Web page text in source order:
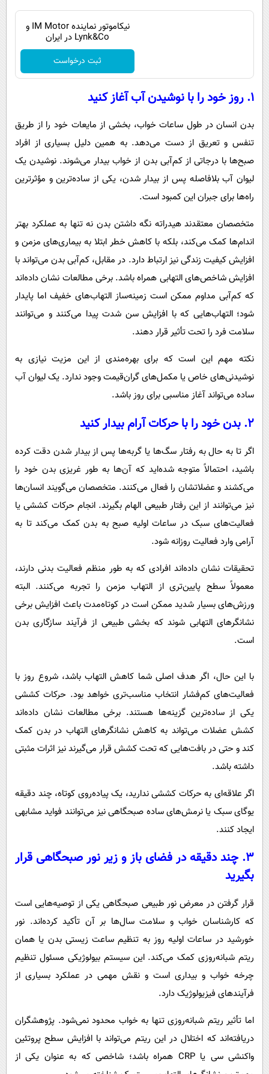
نیکاموتور نماینده IM Motor و
Lynk&Co در ایران
ثبت درخواست
۱. روز خود را با نوشیدن آب آغاز کنید
بدن انسان در طول ساعات خواب، بخشی از مایعات خود را از طریق
تنفس و تعریق از دست می‌دهد. به همین دلیل بسیاری از افراد
صبح‌ها با درجاتی از کم‌آبی بدن از خواب بیدار می‌شوند. نوشیدن یک
لیوان آب بلافاصله پس از بیدار شدن، یکی از ساده‌ترین و مؤثرترین
راه‌ها برای جبران این کمبود است.
متخصصان معتقدند هیدراته نگه داشتن بدن نه تنها به عملکرد بهتر
اندام‌ها کمک می‌کند، بلکه با کاهش خطر ابتلا به بیماری‌های مزمن و
افزایش کیفیت زندگی نیز ارتباط دارد. در مقابل، کم‌آبی بدن می‌تواند با
افزایش شاخص‌های التهابی همراه باشد. برخی مطالعات نشان داده‌اند
که کم‌آبی مداوم ممکن است زمینه‌ساز التهاب‌های خفیف اما پایدار
شود؛ التهاب‌هایی که با افزایش سن شدت پیدا می‌کنند و می‌توانند
سلامت فرد را تحت تأثیر قرار دهند.
نکته مهم این است که برای بهره‌مندی از این مزیت نیازی به
نوشیدنی‌های خاص یا مکمل‌های گران‌قیمت وجود ندارد. یک لیوان آب
ساده می‌تواند آغاز مناسبی برای روز باشد.
۲. بدن خود را با حرکات آرام بیدار کنید
اگر تا به حال به رفتار سگ‌ها یا گربه‌ها پس از بیدار شدن دقت کرده
باشید، احتمالاً متوجه شده‌اید که آن‌ها به طور غریزی بدن خود را
می‌کشند و عضلاتشان را فعال می‌کنند. متخصصان می‌گویند انسان‌ها
نیز می‌توانند از این رفتار طبیعی الهام بگیرند. انجام حرکات کششی یا
فعالیت‌های سبک در ساعات اولیه صبح به بدن کمک می‌کند تا به
آرامی وارد فعالیت روزانه شود.
تحقیقات نشان داده‌اند افرادی که به طور منظم فعالیت بدنی دارند،
معمولاً سطح پایین‌تری از التهاب مزمن را تجربه می‌کنند. البته
ورزش‌های بسیار شدید ممکن است در کوتاه‌مدت باعث افزایش برخی
نشانگرهای التهابی شوند که بخشی طبیعی از فرآیند سازگاری بدن
است.
با این حال، اگر هدف اصلی شما کاهش التهاب باشد، شروع روز با
فعالیت‌های کم‌فشار انتخاب مناسب‌تری خواهد بود. حرکات کششی
یکی از ساده‌ترین گزینه‌ها هستند. برخی مطالعات نشان داده‌اند
کشش عضلات می‌تواند به کاهش نشانگرهای التهاب در بدن کمک
کند و حتی در بافت‌هایی که تحت کشش قرار می‌گیرند نیز اثرات مثبتی
داشته باشد.
اگر علاقه‌ای به حرکات کششی ندارید، یک پیاده‌روی کوتاه، چند دقیقه
یوگای سبک یا نرمش‌های ساده صبحگاهی نیز می‌توانند فواید مشابهی
ایجاد کنند.
۳. چند دقیقه در فضای باز و زیر نور صبحگاهی قرار
بگیرید
قرار گرفتن در معرض نور طبیعی صبحگاهی یکی از توصیه‌هایی است
که کارشناسان خواب و سلامت سال‌ها بر آن تأکید کرده‌اند. نور
خورشید در ساعات اولیه روز به تنظیم ساعت زیستی بدن یا همان
ریتم شبانه‌روزی کمک می‌کند. این سیستم بیولوژیکی مسئول تنظیم
چرخه خواب و بیداری است و نقش مهمی در عملکرد بسیاری از
فرآیندهای فیزیولوژیک دارد.
اما تأثیر ریتم شبانه‌روزی تنها به خواب محدود نمی‌شود. پژوهشگران
دریافته‌اند که اختلال در این ریتم می‌تواند با افزایش سطح پروتئین
واکنشی سی یا CRP همراه باشد؛ شاخصی که به عنوان یکی از